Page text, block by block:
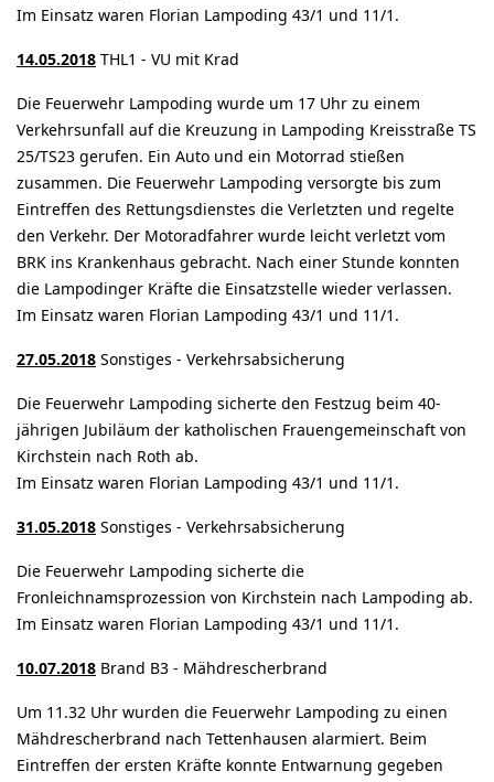
Im Einsatz waren Florian Lampoding 43/1 und 11/1.
14.05.2018 THL1 - VU mit Krad
Die Feuerwehr Lampoding wurde um 17 Uhr zu einem
Verkehrsunfall auf die Kreuzung in Lampoding Kreisstraße TS
25/TS23 gerufen. Ein Auto und ein Motorrad stießen
zusammen. Die Feuerwehr Lampoding versorgte bis zum
Eintreffen des Rettungsdienstes die Verletzten und regelte
den Verkehr. Der Motoradfahrer wurde leicht verletzt vom
BRK ins Krankenhaus gebracht. Nach einer Stunde konnten
die Lampodinger Kräfte die Einsatzstelle wieder verlassen.
Im Einsatz waren Florian Lampoding 43/1 und 11/1.
27.05.2018 Sonstiges - Verkehrsabsicherung
Die Feuerwehr Lampoding sicherte den Festzug beim 40-
jährigen Jubiläum der katholischen Frauengemeinschaft von
Kirchstein nach Roth ab.
Im Einsatz waren Florian Lampoding 43/1 und 11/1.
31.05.2018 Sonstiges - Verkehrsabsicherung
Die Feuerwehr Lampoding sicherte die
Fronleichnamsprozession von Kirchstein nach Lampoding ab.
Im Einsatz waren Florian Lampoding 43/1 und 11/1.
10.07.2018 Brand B3 - Mähdrescherbrand
Um 11.32 Uhr wurden die Feuerwehr Lampoding zu einen
Mähdrescherbrand nach Tettenhausen alarmiert. Beim
Eintreffen der ersten Kräfte konnte Entwarnung gegeben